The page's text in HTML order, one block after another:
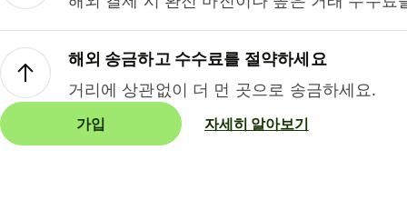
해외 송금하고 수수료를 절약하세요
거리에 상관없이 더 먼 곳으로 송금하세요.
가입 자세히 알아보기